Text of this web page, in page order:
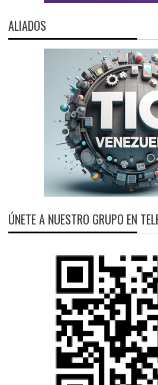
ALIADOS
ÚNETE A NUESTRO GRUPO EN